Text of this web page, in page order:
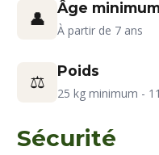
👤 Âge
À partir de 7 ans
⚖ Poids
25 kg minimum -
Sécurité